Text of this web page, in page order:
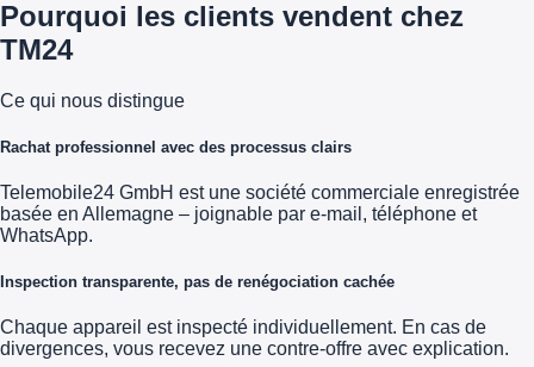
Pourquoi les clients vendent chez
TM24
Ce qui nous distingue
Rachat professionnel avec des processus clairs
Telemobile24 GmbH est une société commerciale enregistrée
basée en Allemagne – joignable par e-mail, téléphone et
WhatsApp.
Inspection transparente, pas de renégociation cachée
Chaque appareil est inspecté individuellement. En cas de
divergences, vous recevez une contre-offre avec explication.